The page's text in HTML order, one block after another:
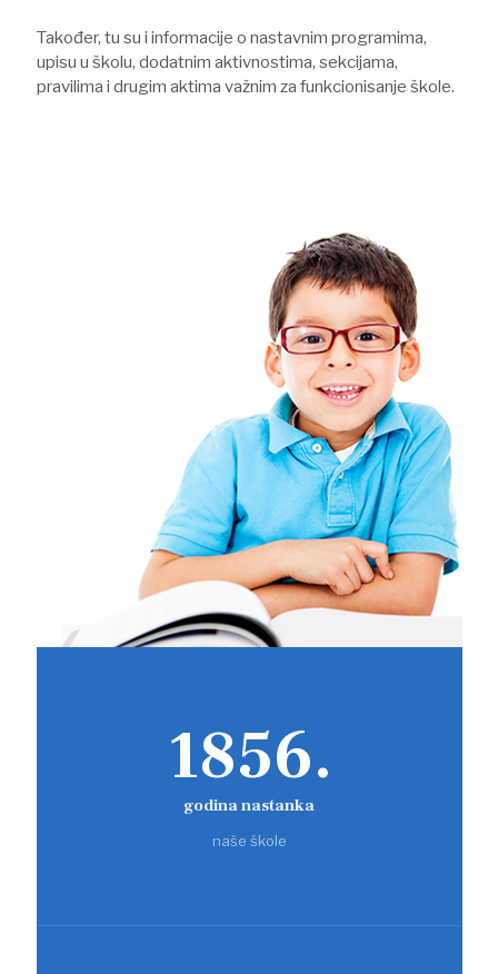
Također, tu su i informacije o nastavnim programima,
upisu u školu, dodatnim aktivnostima, sekcijama,
pravilima i drugim aktima važnim za funkcionisanje škole.
1856.
godina nastanka
naše škole